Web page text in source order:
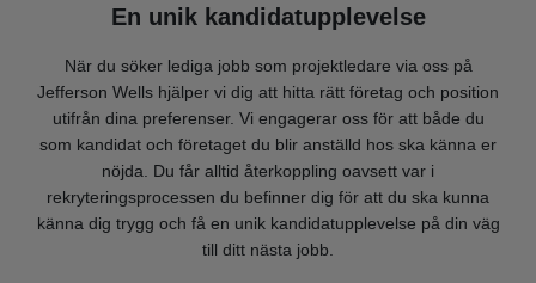
En unik kandidatupplevelse
När du söker lediga jobb som projektledare via oss på
Jefferson Wells hjälper vi dig att hitta rätt företag och position
utifrån dina preferenser. Vi engagerar oss för att både du
som kandidat och företaget du blir anställd hos ska känna er
nöjda. Du får alltid återkoppling oavsett var i
rekryteringsprocessen du befinner dig för att du ska kunna
känna dig trygg och få en unik kandidatupplevelse på din väg
till ditt nästa jobb.